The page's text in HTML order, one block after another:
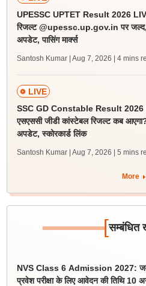
UPESSC UPTET Result 2026
रिजल्ट @upessc.up.gov.in पर
अपडेट, पासिंग मार्क्स
Santosh Kumar | Aug 7, 2026 | 4 mins
LIVE
SSC GD Constable Result 2026
एसएससी जीडी कांस्टेबल रिजल्ट कब
अपडेट, स्कोरकार्ड लिंक
Santosh Kumar | Aug 7, 2026 | 5 mins
More
[सम्बंधित
NVS Class 6 Admission 2027:
प्रवेश परीक्षा के लिए आवेदन की तिथि 10